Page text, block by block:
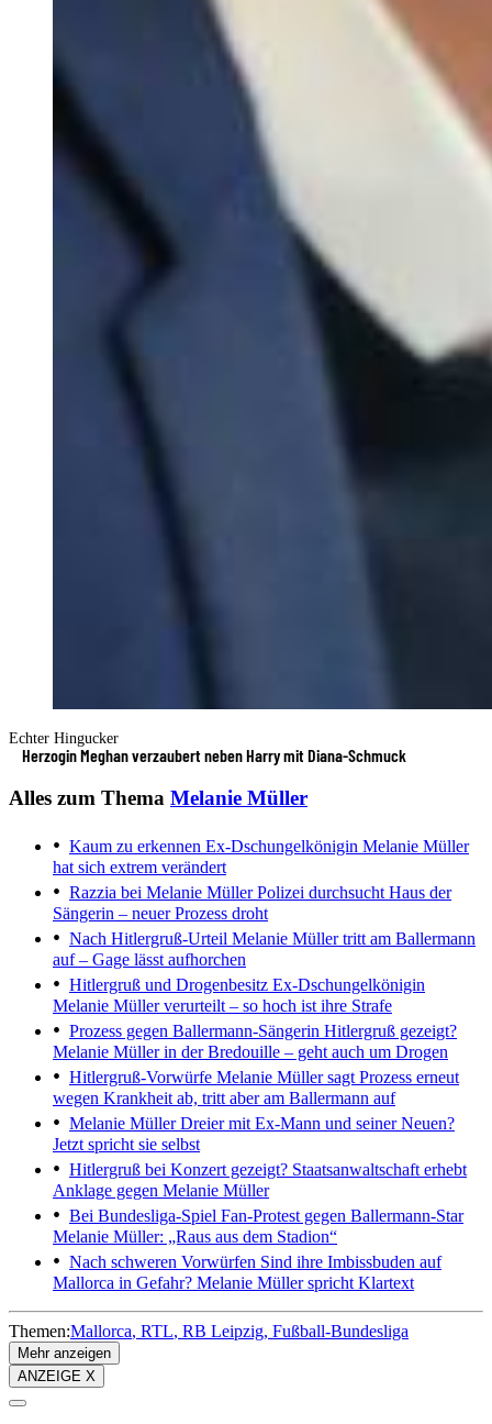
Echter Hingucker
Herzogin Meghan verzaubert neben Harry mit Diana-Schmuck
Alles zum Thema Melanie Müller
Kaum zu erkennen Ex-Dschungelkönigin Melanie Müller
hat sich extrem verändert
Razzia bei Melanie MüllerPolizei durchsucht Haus der
Sängerin – neuer Prozess droht
Nach Hitlergruß-Urteil Melanie Müller tritt am Ballermann
auf – Gage lässt aufhorchen
Hitlergruß und Drogenbesitz Ex-Dschungelkönigin
Melanie Müller verurteilt – so hoch ist ihre Strafe
Prozess gegen Ballermann-Sängerin Hitlergruß gezeigt?
Melanie Müller in der Bredouille – geht auch um Drogen
Hitlergruß-Vorwürfe Melanie Müller sagt Prozess erneut
wegen Krankheit ab, tritt aber am Ballermann auf
Melanie MüllerDreier mit Ex-Mann und seiner Neuen?
Jetzt spricht sie selbst
Hitlergruß bei Konzert gezeigt? Staatsanwaltschaft erhebt
Anklage gegen Melanie Müller
Bei Bundesliga-Spiel Fan-Protest gegen Ballermann-Star
Melanie Müller: „Raus aus dem Stadion“
Nach schweren Vorwürfen Sind ihre Imbissbuden auf
Mallorca in Gefahr? Melanie Müller spricht Klartext
Themen:Mallorca RTL RB Leipzig Fußball-Bundesliga
Mehr anzeigen
ANZEIGE X